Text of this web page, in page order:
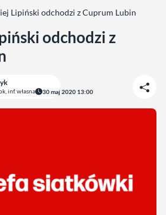
Lipiński odchodzi z Cuprum Lubin
odchodzi z
inf. własna 30 maj 2020 13:00